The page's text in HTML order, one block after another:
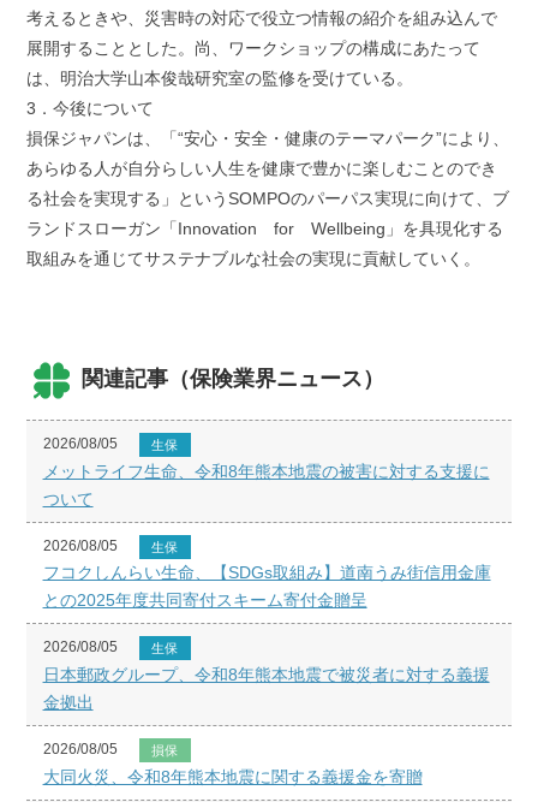
考えるときや、災害時の対応で役立つ情報の紹介を組み込んで
展開することとした。尚、ワークショップの構成にあたって
は、明治大学山本俊哉研究室の監修を受けている。
3．今後について
損保ジャパンは、「“安心・安全・健康のテーマパーク”により、
あらゆる人が自分らしい人生を健康で豊かに楽しむことのでき
る社会を実現する」というSOMPOのパーパス実現に向けて、ブ
ランドスローガン「Innovation for Wellbeing」を具現化する
取組みを通じてサステナブルな社会の実現に貢献していく。
関連記事（保険業界ニュース）
2026/08/05 生保
メットライフ生命、令和8年熊本地震の被害に対する支援に
ついて
2026/08/05 生保
フコクしんらい生命、【SDGs取組み】道南うみ街信用金庫
との2025年度共同寄付スキーム寄付金贈呈
2026/08/05 生保
日本郵政グループ、令和8年熊本地震で被災者に対する義援
金拠出
2026/08/05 損保
大同火災、令和8年熊本地震に関する義援金を寄贈